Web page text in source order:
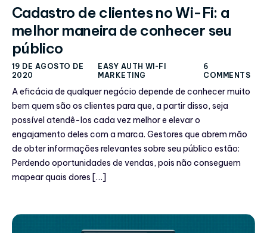
Cadastro de clientes no Wi-Fi: a
melhor maneira de conhecer seu
público
19 DE AGOSTO DE
2020
EASY AUTH WI-FI
MARKETING
6
COMMENTS
A eficácia de qualquer negócio depende de conhecer muito
bem quem são os clientes para que, a partir disso, seja
possível atendê-los cada vez melhor e elevar o
engajamento deles com a marca. Gestores que abrem mão
de obter informações relevantes sobre seu público estão:
Perdendo oportunidades de vendas, pois não conseguem
mapear quais dores […]